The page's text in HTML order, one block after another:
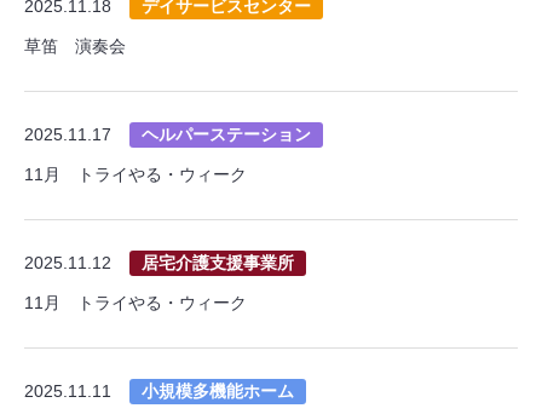
2025.11.18 デイサービスセンター
草笛 演奏会
2025.11.17 ヘルパーステーション
11月 トライやる・ウィーク
2025.11.12 居宅介護支援事業所
11月 トライやる・ウィーク
2025.11.11 小規模多機能ホーム